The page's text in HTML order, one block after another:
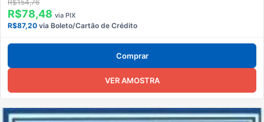
R$154,76
R$78,48 via PIX
R$87,20 via Boleto/Cartão de Crédito
Comprar
VER AMOSTRA